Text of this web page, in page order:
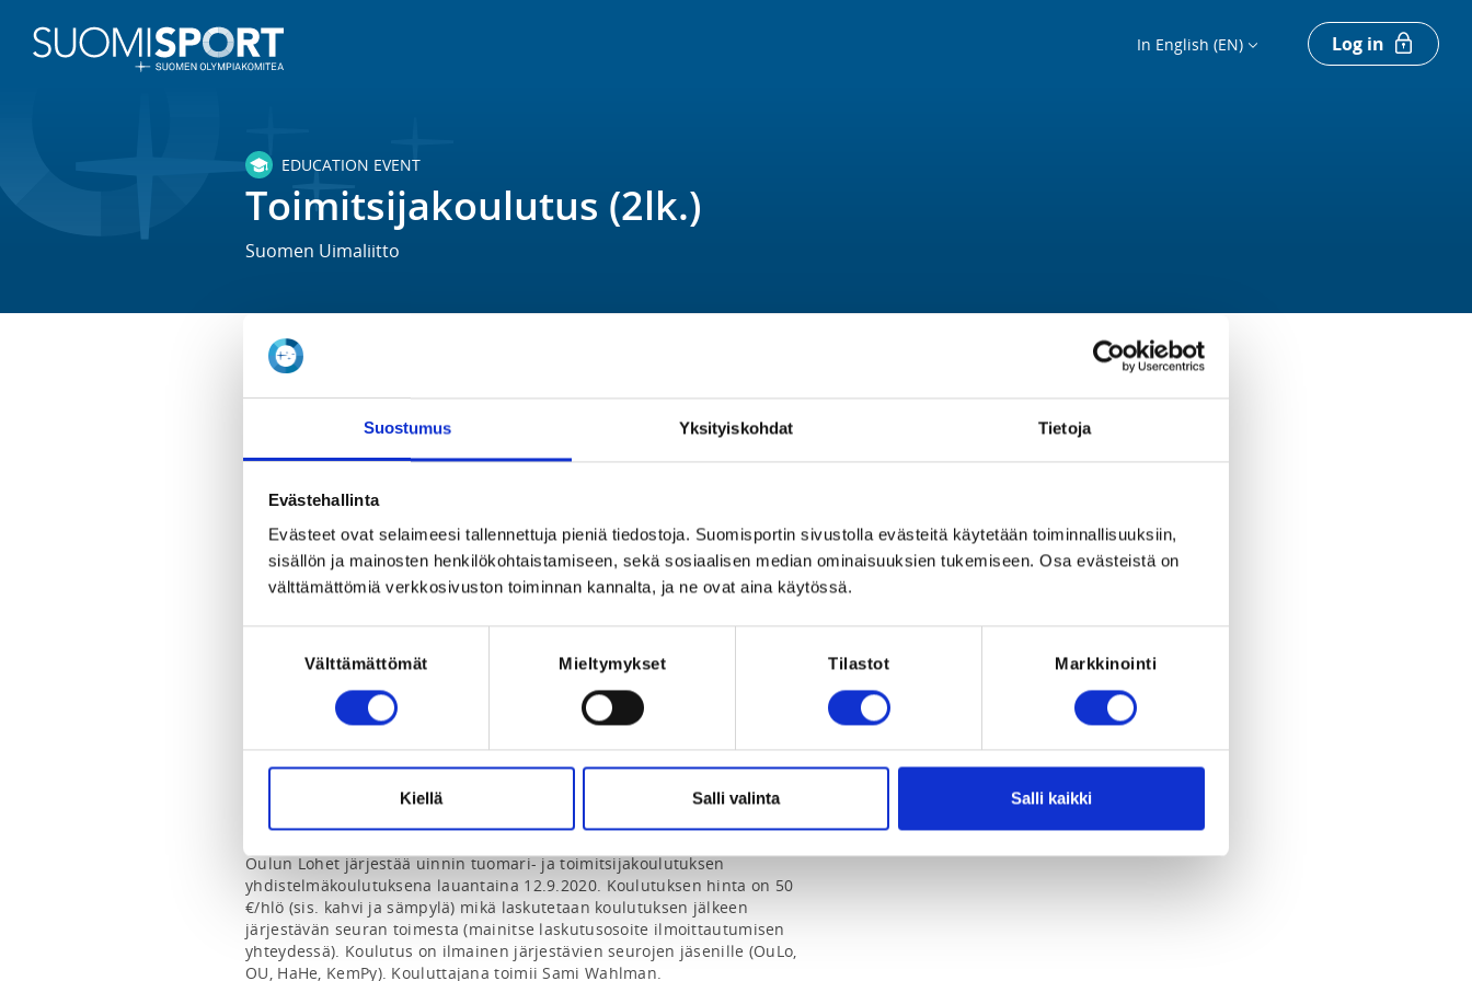
Suostumus Yksityiskohdat Tietoja
Evästehallinta
Evästeet ovat selaimeesi tallennettuja pieniä tiedostoja. Suomisportin sivustolla evästeitä käytetään toiminnallisuuksiin,
sisällön ja mainosten henkilökohtaistamiseen, sekä sosiaalisen median ominaisuuksien tukemiseen. Osa evästeistä on
välttämättömiä verkkosivuston toiminnan kannalta, ja ne ovat aina käytössä.
Välttämättömät Mieltymykset Tilastot Markkinointi
Kiellä Salli valinta Salli kaikki
In English (EN) Log in
EDUCATION EVENT
Toimitsijakoulutus (2lk.)
Suomen Uimaliitto
Raksilan Uimahalli kokoustila
View map
Uinti
REGISTRATION PERIOD
We 19.8.2020 at 09:00 - We 9.9.2020 at 23:59
INSTRUCTORS
Oulun Lohet järjestää uinnin tuomari- ja toimitsijakoulutuksen
yhdistelmäkoulutuksena lauantaina 12.9.2020. Koulutuksen hinta on 50
€/hlö (sis. kahvi ja sämpylä) mikä laskutetaan koulutuksen jälkeen
järjestävän seuran toimesta (mainitse laskutusosoite ilmoittautumisen
yhteydessä). Koulutus on ilmainen järjestävien seurojen jäsenille (OuLo,
OU, HaHe, KemPy). Kouluttajana toimii Sami Wahlman.
Register
We 9.9.2020